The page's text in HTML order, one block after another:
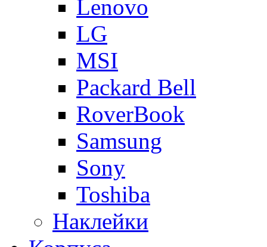
Lenovo
LG
MSI
Packard Bell
RoverBook
Samsung
Sony
Toshiba
Наклейки